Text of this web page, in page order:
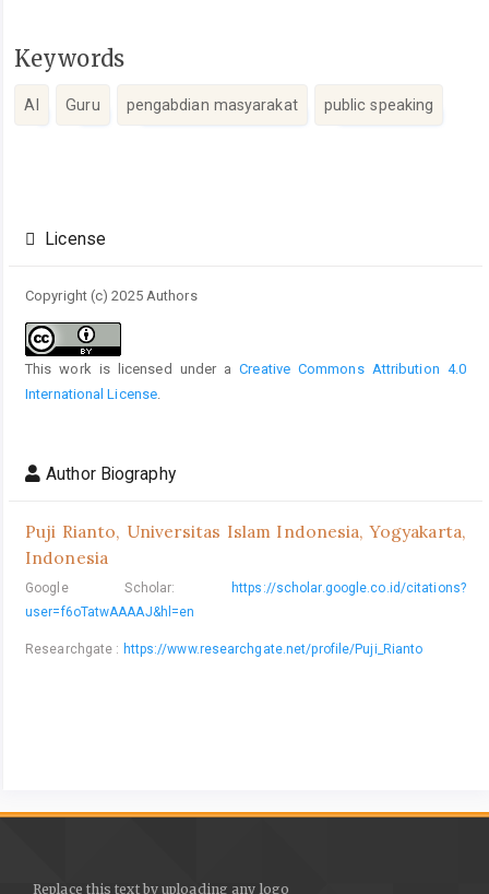
Keywords
AI Guru pengabdian masyarakat public speaking
Details
License
Copyright (c) 2025 Authors
This work is licensed under aCreative Commons Attribution 4.0
International License.
Author Biography
Puji Rianto, Universitas Islam Indonesia, Yogyakarta,
Indonesia
Google Scholar:
https://scholar.google.co.id/citations?
user=f6oTatwAAAAJ&hl=en
Researchgate : https://www.researchgate.net/profile/Puji_Rianto
Replace this text by uploading any logo